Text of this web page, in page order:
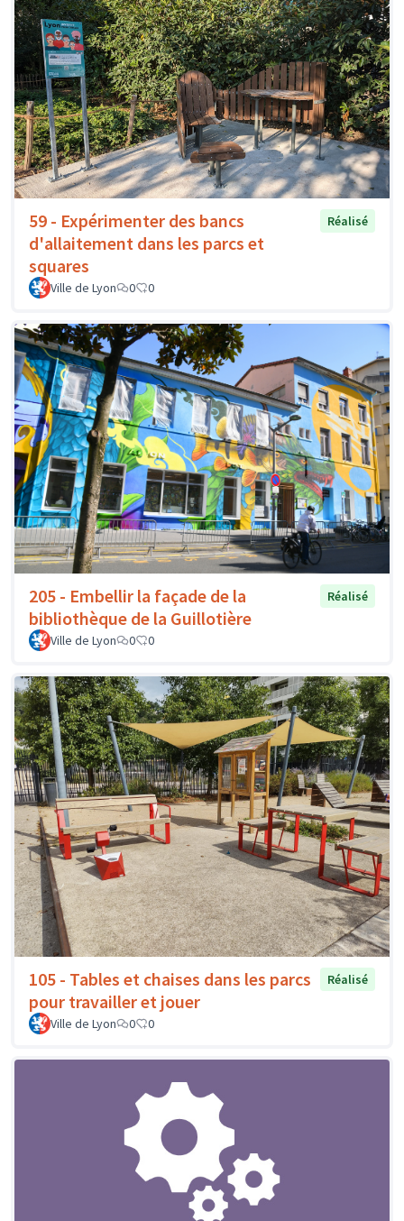
59 - Expérimenter des bancs
d'allaitement dans les parcs et
squares
Réalisé
Ville de Lyon 0 0
205 - Embellir la façade de la
bibliothèque de la Guillotière
Réalisé
Ville de Lyon 0 0
105 - Tables et chaises dans les parcs
pour travailler et jouer
Réalisé
Ville de Lyon 0 0